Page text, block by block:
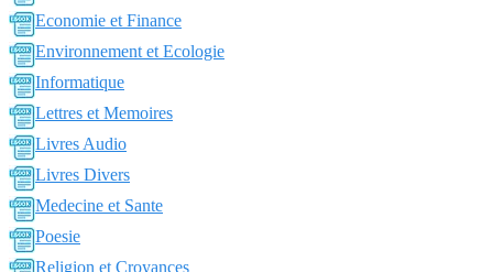
Economie et Finance
Environnement et Ecologie
Informatique
Lettres et Memoires
Livres Audio
Livres Divers
Medecine et Sante
Poesie
Religion et Croyances